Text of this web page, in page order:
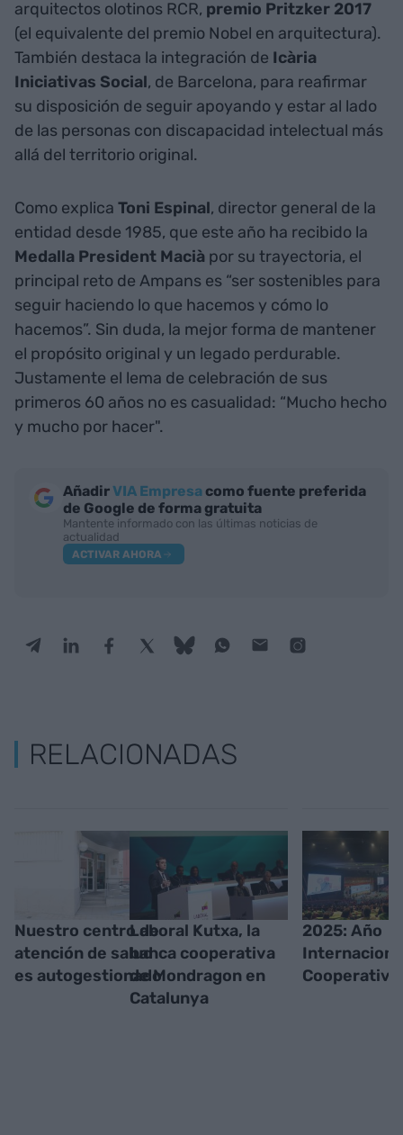
arquitectos olotinos RCR, premio Pritzker 2017
(el equivalente del premio Nobel en arquitectura).
También destaca la integración de Icària
Iniciativas Social, de Barcelona, para reafirmar
su disposición de seguir apoyando y estar al lado
de las personas con discapacidad intelectual más
allá del territorio original.
Como explica Toni Espinal, director general de la
entidad desde 1985, que este año ha recibido la
Medalla President Macià por su trayectoria, el
principal reto de Ampans es “ser sostenibles para
seguir haciendo lo que hacemos y cómo lo
hacemos”. Sin duda, la mejor forma de mantener
el propósito original y un legado perdurable.
Justamente el lema de celebración de sus
primeros 60 años no es casualidad: “Mucho hecho
y mucho por hacer".
AñadirVIA Empresa como fuente preferida
de Google de forma gratuita
Mantente informado con las últimas noticias de
actualidad
ACTIVAR AHORA
RELACIONADAS
Nuestro centro de
atención de salud
es autogestionado
Laboral Kutxa, la
banca cooperativa
de Mondragon en
Catalunya
2025: Año